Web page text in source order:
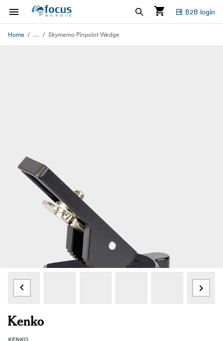
B2B login
Home ... Skymemo Pinpoint Wedge
KENKO